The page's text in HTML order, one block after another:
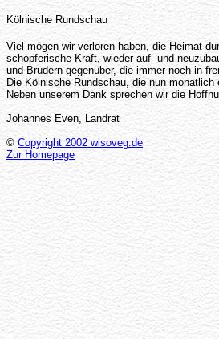
Kölnische Rundschau
Viel mögen wir verloren haben, die Heimat
schöpferische Kraft, wieder auf- und
und Brüdern gegenüber, die immer noch in
Die Kölnische Rundschau, die nun
Neben unserem Dank sprechen wir die
Johannes Even, Landrat
©Copyright 2002 wisoveg.de
Zur Homepage